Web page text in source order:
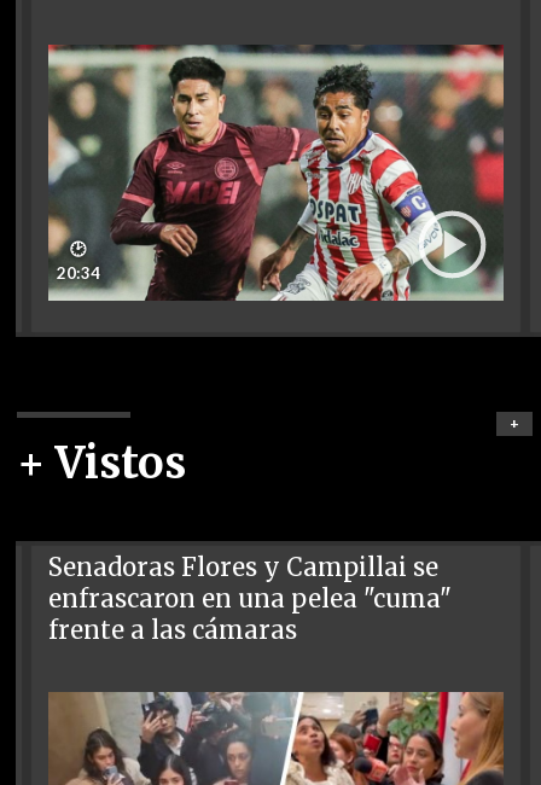
🕑
20:34
+ Vistos
+
Senadoras Flores y Campillai se
enfrascaron en una pelea "cuma"
frente a las cámaras